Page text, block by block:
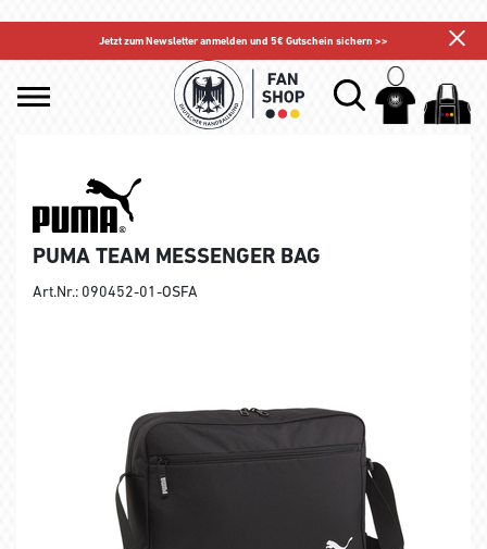
Jetzt zum Newsletter anmelden und 5€ Gutschein sichern >>
PUMA TEAM MESSENGER BAG
Art.Nr.: 090452-01-OSFA